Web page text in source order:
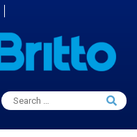
Search
for:
Search